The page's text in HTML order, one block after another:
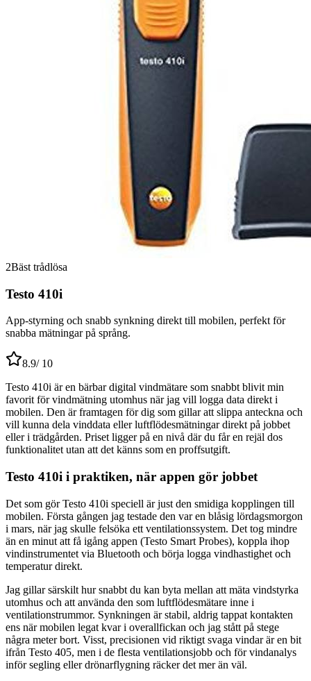
2Bäst trådlösa
Testo 410i
App-styrning och snabb synkning direkt till mobilen, perfekt för
snabba mätningar på språng.
8.9/ 10
Testo 410i är en bärbar digital vindmätare som snabbt blivit min
favorit för vindmätning utomhus när jag vill logga data direkt i
mobilen. Den är framtagen för dig som gillar att slippa anteckna och
vill kunna dela vinddata eller luftflödesmätningar direkt på jobbet
eller i trädgården. Priset ligger på en nivå där du får en rejäl dos
funktionalitet utan att det känns som en proffsutgift.
Testo 410i i praktiken, när appen gör jobbet
Det som gör Testo 410i speciell är just den smidiga kopplingen till
mobilen. Första gången jag testade den var en blåsig lördagsmorgon
i mars, när jag skulle felsöka ett ventilationssystem. Det tog mindre
än en minut att få igång appen (Testo Smart Probes), koppla ihop
vindinstrumentet via Bluetooth och börja logga vindhastighet och
temperatur direkt.
Jag gillar särskilt hur snabbt du kan byta mellan att mäta vindstyrka
utomhus och att använda den som luftflödesmätare inne i
ventilationstrummor. Synkningen är stabil, aldrig tappat kontakten
ens när mobilen legat kvar i overallfickan och jag stått på stege
några meter bort. Visst, precisionen vid riktigt svaga vindar är en bit
ifrån Testo 405, men i de flesta ventilationsjobb och för vindanalys
inför segling eller drönarflygning räcker det mer än väl.